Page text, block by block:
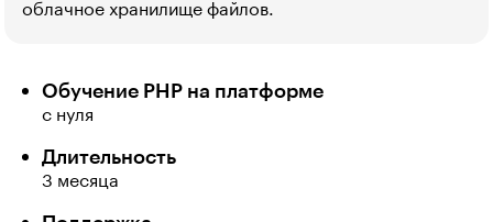
облачное хранилище файлов.
Обучение PHP на платформе
с нуля
Длительность
3 месяца